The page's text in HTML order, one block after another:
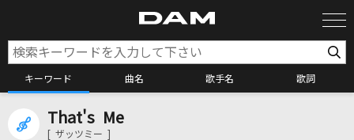
キーワード 曲名 歌手名 歌詞
That's Me
[ ザッツミー ]